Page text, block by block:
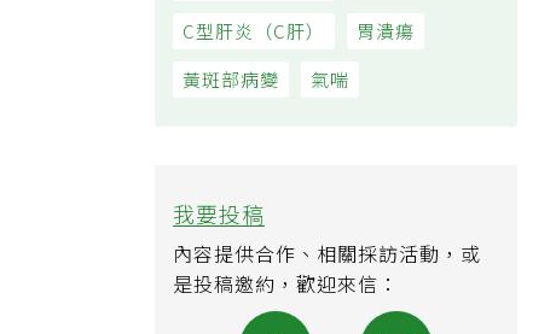
C型肝炎（C肝）
胃潰瘍
黃斑部病變
氣喘
我要投稿
內容提供合作、相關採訪活動，或
是投稿邀約，歡迎來信：